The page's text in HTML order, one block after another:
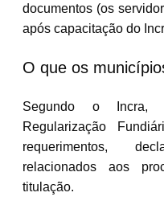
documentos (os
após capacitação do
O que os
Segundo o Incra,
Regularização
requerimentos,
relacionados aos
titulação.